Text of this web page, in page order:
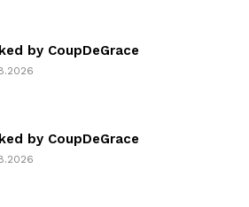
by CoupDeGrace
by CoupDeGrace